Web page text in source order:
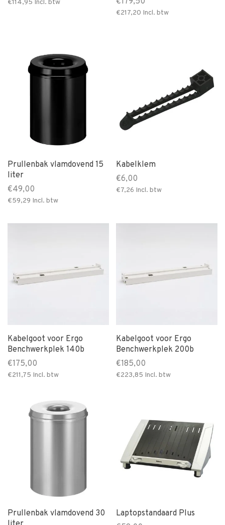
€114,95 Incl. btw
€217,20 Incl. btw
Prullenbak vlamdovend 15
liter
€49,00
€59,29 Incl. btw
Kabelklem
€6,00
€7,26 Incl. btw
Kabelgoot voor Ergo
Benchwerkplek 140b
€175,00
€211,75 Incl. btw
Kabelgoot voor Ergo
Benchwerkplek 200b
€185,00
€223,85 Incl. btw
Prullenbak vlamdovend 30
Laptopstandaard Plus